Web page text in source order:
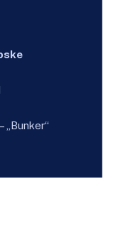
„Bunker“